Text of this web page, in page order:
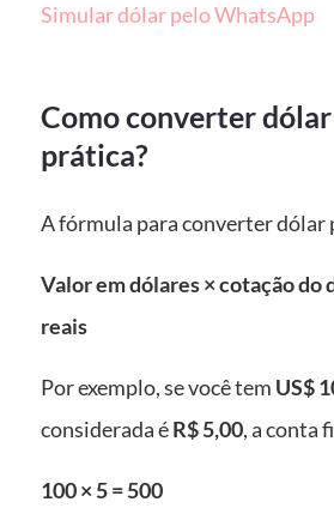
Simular dólar pelo WhatsApp
Como converter
prática?
A fórmula para converter dólar
Valor em dólares × cotação do
reais
Por exemplo, se você tem US$
considerada éR$ 5,00, a conta
100 × 5 = 500